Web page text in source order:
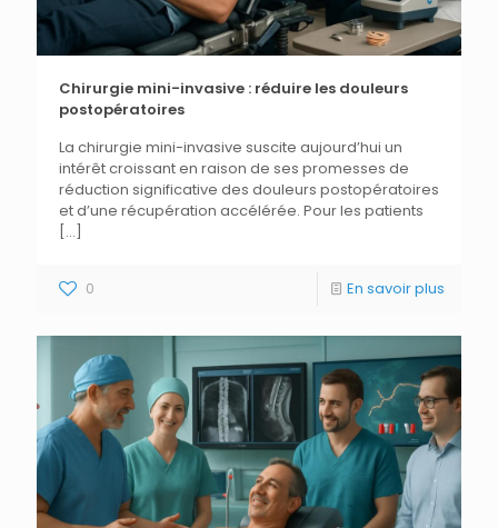
Chirurgie mini-invasive : réduire les douleurs
postopératoires
La chirurgie mini-invasive suscite aujourd’hui un
intérêt croissant en raison de ses promesses de
réduction significative des douleurs postopératoires
et d’une récupération accélérée. Pour les patients
[…]
0 En savoir plus